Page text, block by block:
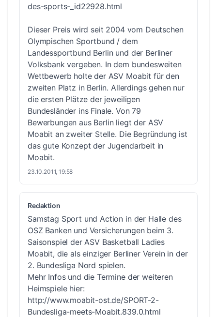
des-sports-_id22928.html
Dieser Preis wird seit 2004 vom Deutschen
Olympischen Sportbund / dem
Landessportbund Berlin und der Berliner
Volksbank vergeben. In dem bundesweiten
Wettbewerb holte der ASV Moabit für den
zweiten Platz in Berlin. Allerdings gehen nur
die ersten Plätze der jeweiligen
Bundesländer ins Finale. Von 79
Bewerbungen aus Berlin liegt der ASV
Moabit an zweiter Stelle. Die Begründung ist
das gute Konzept der Jugendarbeit in
Moabit.
23.10.2011, 19:58
Redaktion
Samstag Sport und Action in der Halle des
OSZ Banken und Versicherungen beim 3.
Saisonspiel der ASV Basketball Ladies
Moabit, die als einziger Berliner Verein in der
2. Bundesliga Nord spielen.
Mehr Infos und die Termine der weiteren
Heimspiele hier:
http://www.moabit-ost.de/SPORT-2-
Bundesliga-meets-Moabit.839.0.html